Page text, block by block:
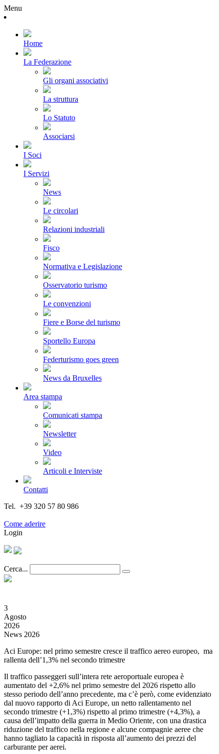
Menu
Home
La Federazione
Gli organi associativi
La struttura
Lo Statuto
Associarsi
I Soci
I Servizi
News
Le circolari
Relazioni industriali
Fisco
Normativa e Legislazione
Osservatorio turismo
Le convenzioni
Fiere e Borse del turismo
Sportello Europa
Federturismo goes green
News da Bruxelles
Area stampa
Comunicati stampa
Newsletter
Video
Articoli e Interviste
Contatti
Tel. +39 320 57 80 986
Come aderire
Login
Cerca...
3
Agosto
2026
News 2026
Aci Europe: nel primo semestre cresce il traffico aereo europeo, ma
rallenta dell’1,3% nel secondo trimestre
Il traffico passeggeri sull’intera rete aeroportuale europea è
aumentato del +2,6% nel primo semestre del 2026 rispetto allo
stesso periodo dell’anno precedente, ma c’è però, come evidenziato
dal nuovo rapporto di Aci Europe, un netto rallentamento nel
secondo trimestre (+1,3%) rispetto al primo trimestre (+4,3%), a
causa dell’impatto della guerra in Medio Oriente, con una drastica
riduzione del traffico nella regione e alcune compagnie aeree che
hanno tagliato la capacità in risposta all’aumento dei prezzi del
carburante per aerei.